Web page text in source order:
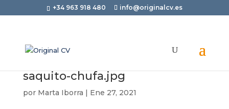
+34 963 918 480 info@originalcv.es
saquito-chufa.jpg
por Marta Iborra | Ene 27, 2021